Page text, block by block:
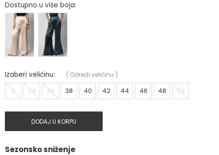
Dostupno u više boja:
Izaberi veličinu: ( Odredi veličinu )
0 34 36 38 40 42 44 46 48 50
DODAJ U KORPU
Sezonsko sniženje